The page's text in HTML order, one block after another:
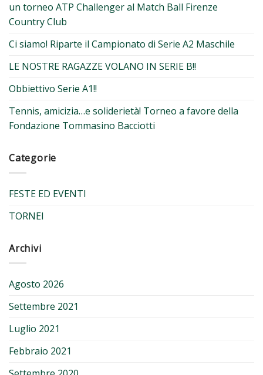
un torneo ATP Challenger al Match Ball Firenze
Country Club
Ci siamo! Riparte il Campionato di Serie A2 Maschile
LE NOSTRE RAGAZZE VOLANO IN SERIE B!!
Obbiettivo Serie A1!!
Tennis, amicizia…e soliderietà! Torneo a favore della
Fondazione Tommasino Bacciotti
Categorie
FESTE ED EVENTI
TORNEI
Archivi
Agosto 2026
Settembre 2021
Luglio 2021
Febbraio 2021